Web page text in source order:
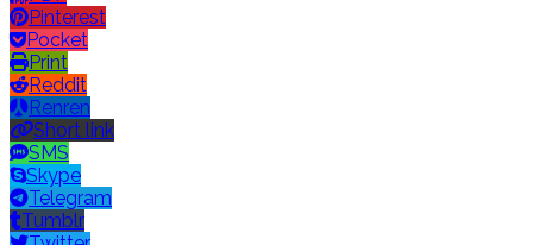
Pinterest
Pocket
Print
Reddit
Renren
Short link
SMS
Skype
Telegram
Tumblr